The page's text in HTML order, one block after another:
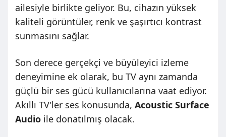
ailesiyle birlikte geliyor. Bu, cihazın yüksek
kaliteli görüntüler, renk ve şaşırtıcı kontrast
sunmasını sağlar.
Son derece gerçekçi ve büyüleyici izleme
deneyimine ek olarak, bu TV aynı zamanda
güçlü bir ses gücü kullanıcılarına vaat ediyor.
Akıllı TV'ler ses konusunda, Acoustic Surface
Audio ile donatılmış olacak.